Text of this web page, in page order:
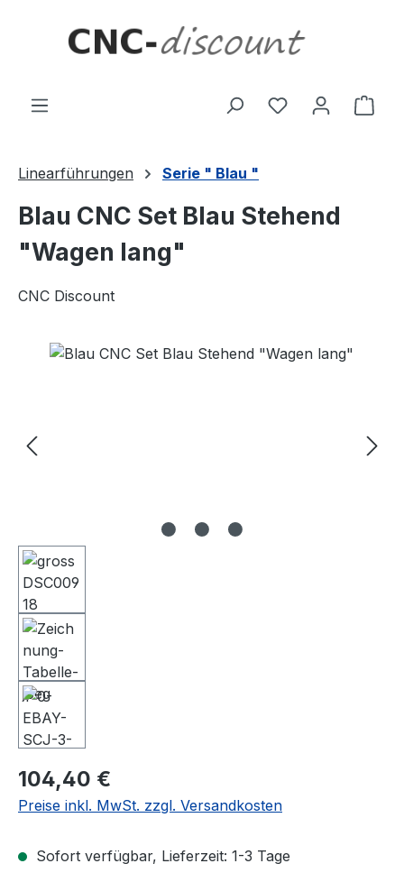
Linearführungen Serie " Blau "
Blau CNC Set Blau Stehend
"Wagen lang"
CNC Discount
Bildergalerie überspringen
Regulärer Preis:
104,40 €
Preise inkl. MwSt. zzgl. Versandkosten
Sofort verfügbar, Lieferzeit: 1-3 Tage